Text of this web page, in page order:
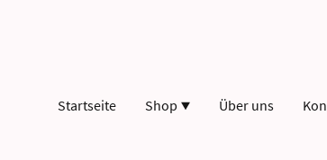
Startseite Shop Über uns